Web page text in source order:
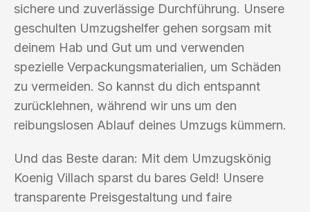
sichere und zuverlässige Durchführung. Unsere
geschulten Umzugshelfer gehen sorgsam mit
deinem Hab und Gut um und verwenden
spezielle Verpackungsmaterialien, um Schäden
zu vermeiden. So kannst du dich entspannt
zurücklehnen, während wir uns um den
reibungslosen Ablauf deines Umzugs kümmern.
Und das Beste daran: Mit dem Umzugskönig
Koenig Villach sparst du bares Geld! Unsere
transparente Preisgestaltung und faire